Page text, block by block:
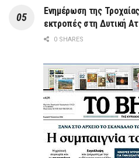
Ενημέρωση της
εκτροπές στη Δυτική
0 SHARES